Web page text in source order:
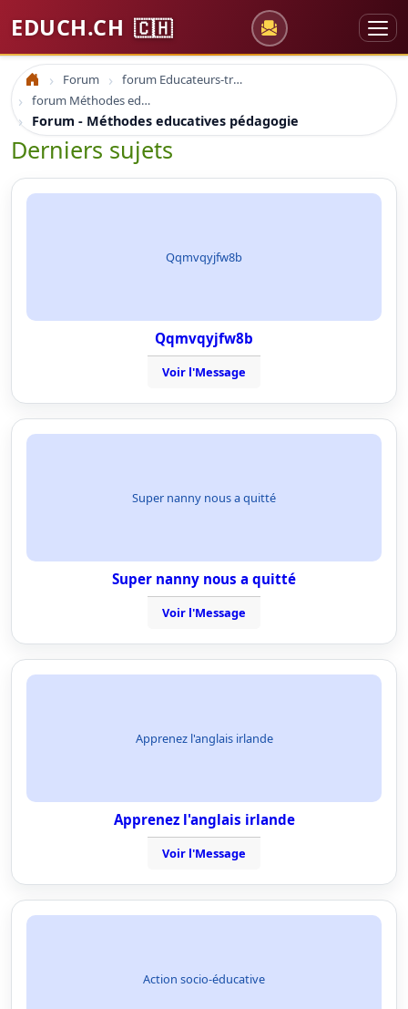
EDUCH.CH 🇨🇭
Accueil Forum
forum Educateurs-trices sociaux
forum Méthodes educatives pédagogie
Forum - Méthodes educatives pédagogie
Derniers sujets
Qqmvqyjfw8b
Qqmvqyjfw8b
Voir l'Message
Super nanny nous a quitté
Super nanny nous a quitté
Voir l'Message
Apprenez l'anglais irlande
Apprenez l'anglais irlande
Voir l'Message
Action socio-éducative